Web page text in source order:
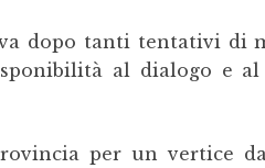
dopo tanti tentativi di
al dialogo e
per un vertice